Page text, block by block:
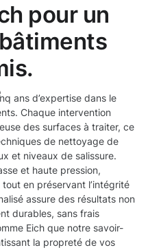
pour un
ans d’expertise dans le
Chaque intervention
des surfaces à traiter, ce
de nettoyage de
et niveaux de salissure.
et haute pression,
en préservant l’intégrité
assure des résultats non
durables, sans frais
Eich que notre savoir-
la propreté de vos